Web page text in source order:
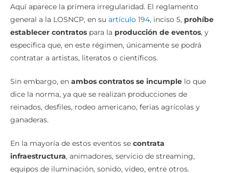
general a la LOSNCP, en suartículo 194, inciso 5,prohíbe
establecer contratospara laproducción de eventos, y
especifica que, en este régimen, únicamente se podrá
contratar a artistas, literatos o científicos.
dice la norma, ya que se realizan producciones de
reinados, desfiles, rodeo americano, ferias agrícolas y
ganaderas.
infraestructura, animadores, servicio de streaming,
equipos de iluminación, sonido, video, entre otros.